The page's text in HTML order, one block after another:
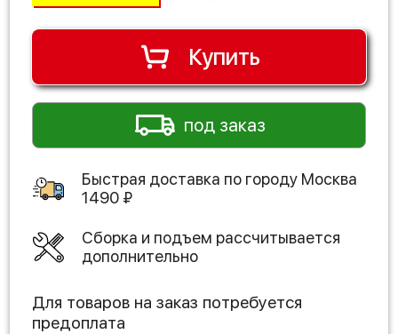
Купить
под заказ
Быстрая доставка по городу Москва
1490 ₽
Сборка и подъем рассчитывается
дополнительно
Для товаров на заказ потребуется
предоплата